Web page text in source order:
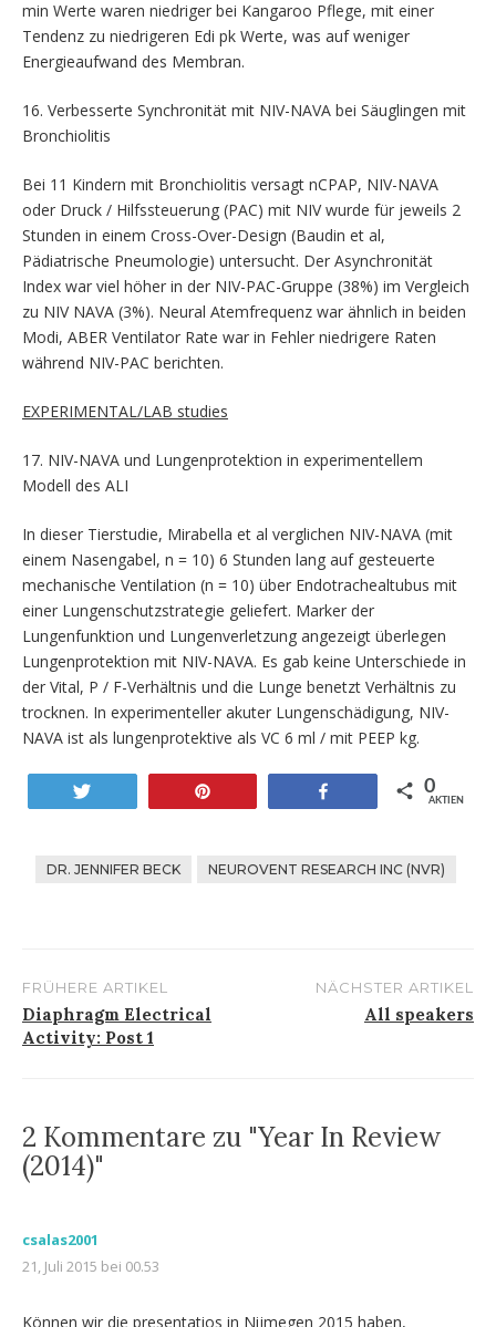
min Werte waren niedriger bei Kangaroo Pflege, mit einer
Tendenz zu niedrigeren Edi pk Werte, was auf weniger
Energieaufwand des Membran.
16. Verbesserte Synchronität mit NIV-NAVA bei Säuglingen mit
Bronchiolitis
Bei 11 Kindern mit Bronchiolitis versagt nCPAP, NIV-NAVA
oder Druck / Hilfssteuerung (PAC) mit NIV wurde für jeweils 2
Stunden in einem Cross-Over-Design (Baudin et al,
Pädiatrische Pneumologie) untersucht. Der Asynchronität
Index war viel höher in der NIV-PAC-Gruppe (38%) im Vergleich
zu NIV NAVA (3%). Neural Atemfrequenz war ähnlich in beiden
Modi, ABER Ventilator Rate war in Fehler niedrigere Raten
während NIV-PAC berichten.
EXPERIMENTAL/LAB studies
17. NIV-NAVA und Lungenprotektion in experimentellem
Modell des ALI
In dieser Tierstudie, Mirabella et al verglichen NIV-NAVA (mit
einem Nasengabel, n = 10) 6 Stunden lang auf gesteuerte
mechanische Ventilation (n = 10) über Endotrachealtubus mit
einer Lungenschutzstrategie geliefert. Marker der
Lungenfunktion und Lungenverletzung angezeigt überlegen
Lungenprotektion mit NIV-NAVA. Es gab keine Unterschiede in
der Vital, P / F-Verhältnis und die Lunge benetzt Verhältnis zu
trocknen. In experimenteller akuter Lungenschädigung, NIV-
NAVA ist als lungenprotektive als VC 6 ml / mit PEEP kg.
0
AKTIEN
DR. JENNIFER BECK NEUROVENT RESEARCH INC (NVR)
Post-
navigation
FRÜHERE ARTIKEL
Diaphragm Electrical
Activity: Post 1
NÄCHSTER ARTIKEL
All speakers
2 Kommentare zu "Year In Review
(2014)"
csalas2001
21, Juli 2015 bei 00.53
Können wir die presentatios in Nijmegen 2015 haben,